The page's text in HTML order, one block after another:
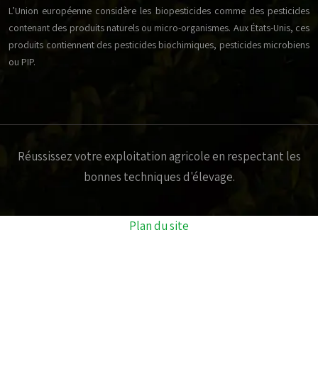
L’Union européenne considère les biopesticides comme des pesticides
contenant des produits naturels ou micro-organismes. Aux États-Unis, ces
produits contiennent des pesticides biochimiques, pesticides microbiens
ou PIP.
Réussissez votre exploitation agricole en respectant les
bonnes techniques d'élevage.
Plan du site